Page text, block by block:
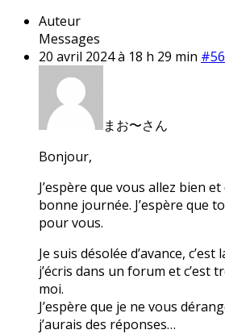
Auteur
Messages
20 avril 2024 à 18 h 29 min
まお〜さん
Bonjour,
J’espère que vous allez bien
bonne journée. J’espère que
pour vous.
Je suis désolée d’avance,
j’écris dans un forum et c’est
moi.
J’espère que je ne vous
j’aurais des réponses…